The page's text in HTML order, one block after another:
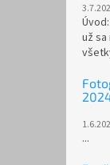
už sa
...